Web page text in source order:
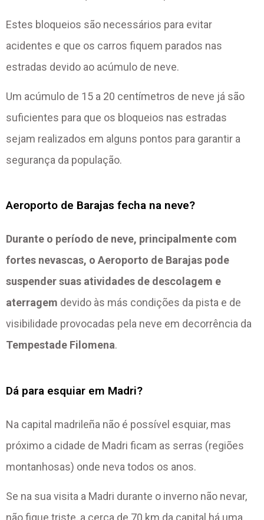
Estes bloqueios são necessários para evitar
acidentes e que os carros fiquem parados nas
estradas devido ao acúmulo de neve.
Um acúmulo de 15 a 20 centímetros de neve já são
suficientes para que os bloqueios nas estradas
sejam realizados em alguns pontos para garantir a
segurança da população.
Aeroporto de Barajas fecha na neve?
Durante o período de neve, principalmente com
fortes nevascas, o Aeroporto de Barajas pode
suspender suas atividades de descolagem e
aterragem devido às más condições da pista e de
visibilidade provocadas pela neve em decorrência da
Tempestade Filomena.
Dá para esquiar em Madri?
Na capital madrileña não é possível esquiar, mas
próximo a cidade de Madri ficam as serras (regiões
montanhosas) onde neva todos os anos.
Se na sua visita a Madri durante o inverno não nevar,
não fique triste, a cerca de 70 km da capital há uma